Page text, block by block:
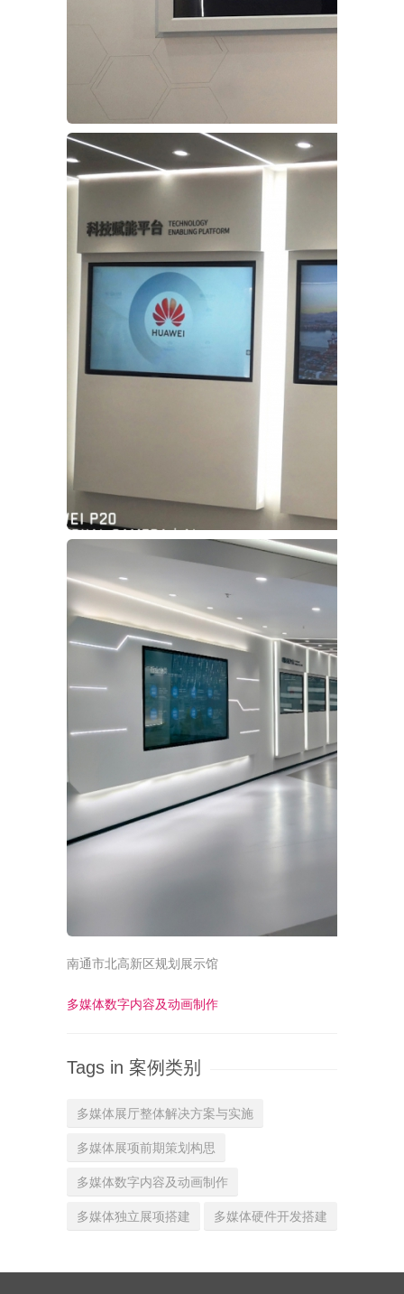
南通市北高新区规划展示馆
多媒体数字内容及动画制作
Tags in 案例类别
多媒体展厅整体解决方案与实施
多媒体展项前期策划构思
多媒体数字内容及动画制作
多媒体独立展项搭建 多媒体硬件开发搭建